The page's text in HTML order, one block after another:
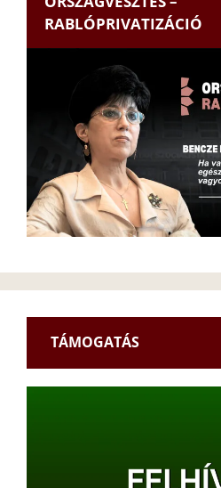
RABLÓPRIVATIZÁCIÓ
TÁMOGATÁS